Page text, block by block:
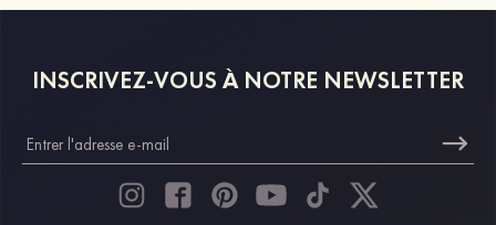
INSCRIVEZ-VOUS À NOTRE NEWSLETTER